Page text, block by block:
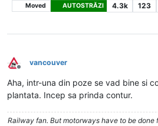
Moved AUTOSTRĂZI 4.3k 123
Deconectat
vancouver
Aha, intr-una din poze se vad bine si
plantata. Incep sa prinda contur.
Railway fan. But motorways have to be done